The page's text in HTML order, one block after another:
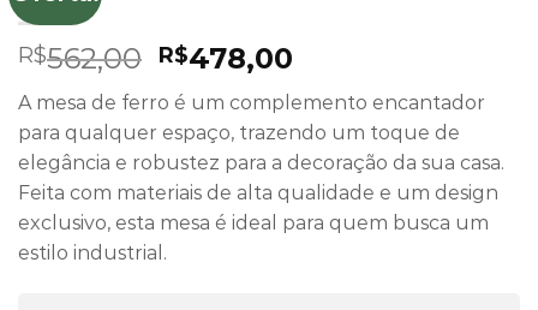
R$562,00 Original
price
was:
R$562,00.
R$478,00
is:
R$478,00.
A mesa de ferro é um complemento encantador
para qualquer espaço, trazendo um toque de
elegância e robustez para a decoração da sua casa.
Feita com materiais de alta qualidade e um design
exclusivo, esta mesa é ideal para quem busca um
estilo industrial.